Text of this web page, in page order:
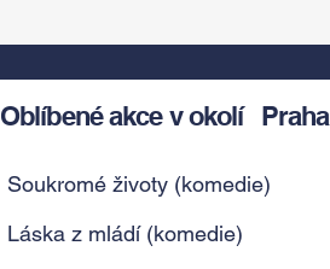
Oblíbené akce v okolí Praha
Soukromé životy (komedie)
Láska z mládí (komedie)